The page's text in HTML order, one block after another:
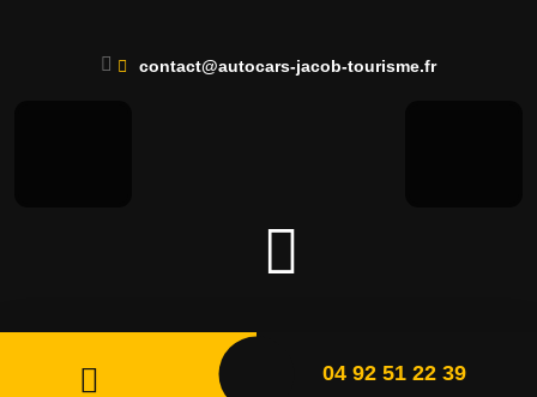
contact@autocars-jacob-tourisme.fr
04 92 51 22 39